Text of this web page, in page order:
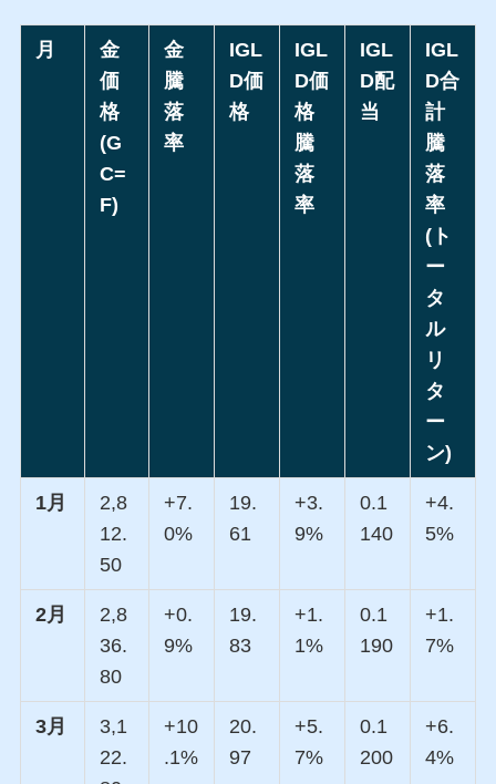
月
金
価
格
(G
C=
F)
金
騰
落
率
IGL
D価
格
IGL
D価
格
騰
落
率
IGL
D配
当
IGL
D合
計
騰
落
率
(ト
ー
タ
ル
リ
タ
ー
ン)
1月
2,8
12.
50
+7.
0%
19.
61
+3.
9%
0.1
140
+4.
5%
2月
2,8
36.
80
+0.
9%
19.
83
+1.
1%
0.1
190
+1.
7%
3月
3,1
22.
+10
.1%
20.
97
+5.
7%
0.1
200
+6.
4%